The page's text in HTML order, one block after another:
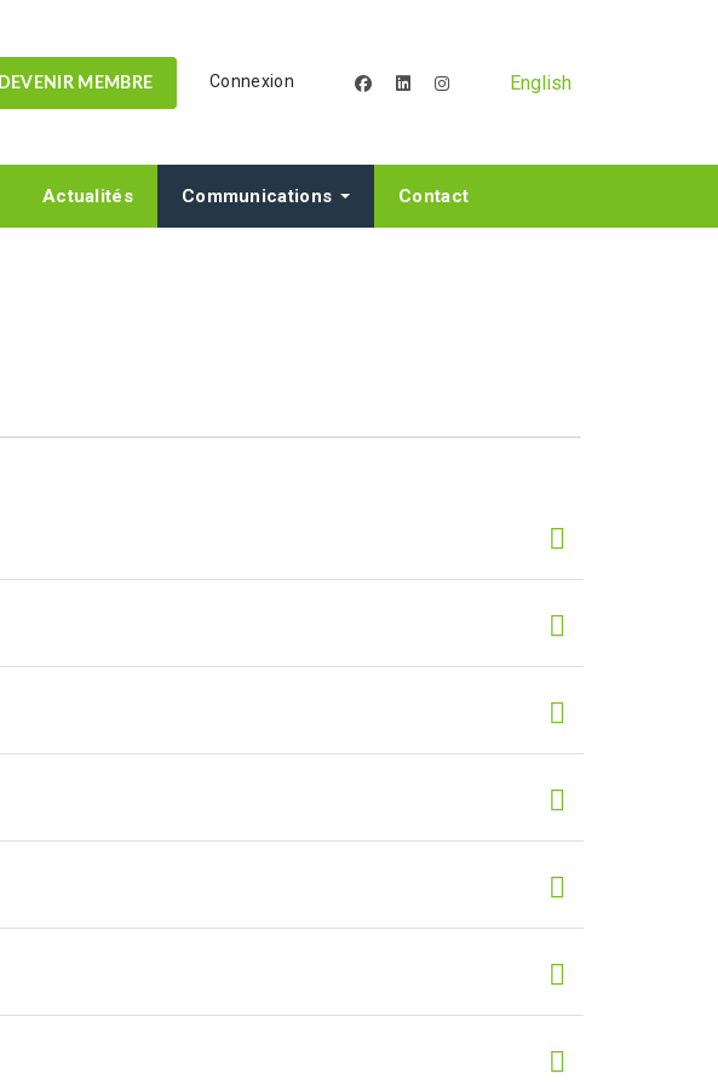
DEVENIR MEMBRE Connexion facebooklinkedininstagramEnglish
Actualités Communications Contact